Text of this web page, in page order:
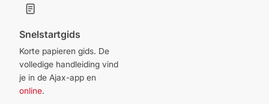
Snelstartgids
Korte papieren gids. De
volledige handleiding vind
je in de Ajax-app en
online.